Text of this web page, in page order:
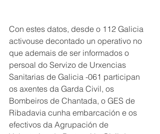
Con estes datos, desde o 112 Galicia
activouse decontado un operativo no
que ademais de ser informados o
persoal do Servizo de Urxencias
Sanitarias de Galicia -061 participan
os axentes da Garda Civil, os
Bombeiros de Chantada, o GES de
Ribadavia cunha embarcación e os
efectivos da Agrupación de